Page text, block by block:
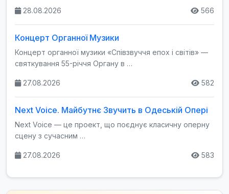
28.08.2026 566
Концерт Органної Музики
Концерт органної музики «Співзвуччя епох і світів» —
святкування 55-річчя Органу в …
27.08.2026 582
Next Voice. Майбутнє Звучить в Одеській Опері
Next Voice — це проект, що поєднує класичну оперну
сцену з сучасним …
27.08.2026 583